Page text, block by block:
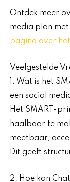
Ontdek meer
media plan
pagina over
Veelgestelde
1. Wat is het
een social
Het SMART-
haalbaar te
meetbaar,
Dit geeft
2. Hoe kan